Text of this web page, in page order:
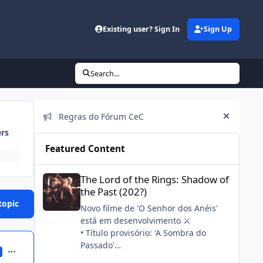
Existing user? Sign In Sign Up
Search...
comment_685818
Announcements
Regras do Fórum CeC
Hide
Featured Content
The Lord of the Rings: Shadow of the Past (202?)
The Lord of the Rings: Shadow of
the Past (202?)
Novo filme de 'O Senhor dos Anéis'
está em desenvolvimento ⚔️
• Título provisório: 'A Sombra do
Passado'